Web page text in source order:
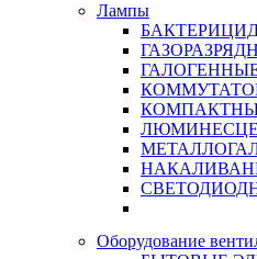
Лампы
Оборудование